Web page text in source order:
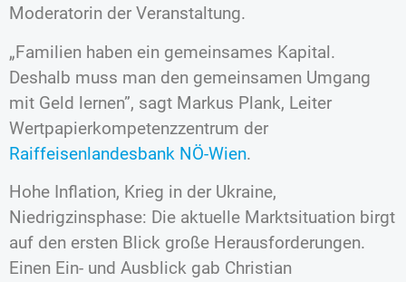
Moderatorin der Veranstaltung.
„Familien haben ein gemeinsames Kapital.
Deshalb muss man den gemeinsamen Umgang
mit Geld lernen”, sagt Markus Plank, Leiter
Wertpapierkompetenzzentrum der
Raiffeisenlandesbank NÖ-Wien.
Hohe Inflation, Krieg in der Ukraine,
Niedrigzinsphase: Die aktuelle Marktsituation birgt
auf den ersten Blick große Herausforderungen.
Einen Ein- und Ausblick gab Christian